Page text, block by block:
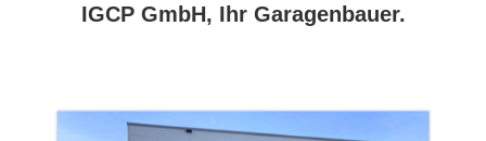
IGCP GmbH, Ihr Garagenbauer.